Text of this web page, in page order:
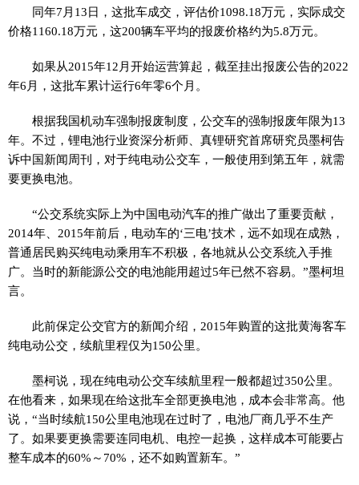
同年7月13日，这批车成交，评估价1098.18万元，实际成交
价格1160.18万元，这200辆车平均的报废价格约为5.8万元。
如果从2015年12月开始运营算起，截至挂出报废公告的2022
年6月，这批车累计运行6年零6个月。
根据我国机动车强制报废制度，公交车的强制报废年限为13
年。不过，锂电池行业资深分析师、真锂研究首席研究员墨柯告
诉中国新闻周刊，对于纯电动公交车，一般使用到第五年，就需
要更换电池。
“公交系统实际上为中国电动汽车的推广做出了重要贡献，
2014年、2015年前后，电动车的‘三电’技术，远不如现在成熟，
普通居民购买纯电动乘用车不积极，各地就从公交系统入手推
广。当时的新能源公交的电池能用超过5年已然不容易。”墨柯坦
言。
此前保定公交官方的新闻介绍，2015年购置的这批黄海客车
纯电动公交，续航里程仅为150公里。
墨柯说，现在纯电动公交车续航里程一般都超过350公里。
在他看来，如果现在给这批车全部更换电池，成本会非常高。他
说，“当时续航150公里电池现在过时了，电池厂商几乎不生产
了。如果要更换需要连同电机、电控一起换，这样成本可能要占
整车成本的60%～70%，还不如购置新车。”